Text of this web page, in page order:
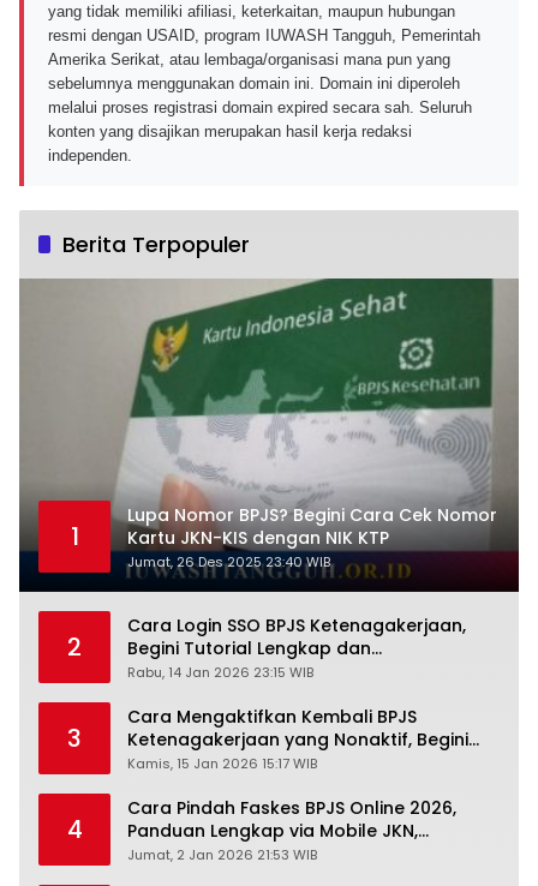
yang tidak memiliki afiliasi, keterkaitan, maupun hubungan
resmi dengan USAID, program IUWASH Tangguh, Pemerintah
Amerika Serikat, atau lembaga/organisasi mana pun yang
sebelumnya menggunakan domain ini. Domain ini diperoleh
melalui proses registrasi domain expired secara sah. Seluruh
konten yang disajikan merupakan hasil kerja redaksi
independen.
Berita Terpopuler
1
Lupa Nomor BPJS? Begini Cara Cek Nomor
Kartu JKN-KIS dengan NIK KTP
Jumat, 26 Des 2025 23:40 WIB
2
Cara Login SSO BPJS Ketenagakerjaan,
Begini Tutorial Lengkap dan
Pengertiannya
Rabu, 14 Jan 2026 23:15 WIB
3
Cara Mengaktifkan Kembali BPJS
Ketenagakerjaan yang Nonaktif, Begini
Panduan Lengkapnya
Kamis, 15 Jan 2026 15:17 WIB
4
Cara Pindah Faskes BPJS Online 2026,
Panduan Lengkap via Mobile JKN,
PANDAWA & Offiline Kantor Cabang
Jumat, 2 Jan 2026 21:53 WIB